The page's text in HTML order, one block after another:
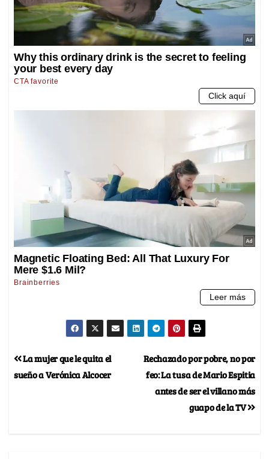
Rechazado por pobre, no por
feo: La tusa de Mario Espitia
antes de ser el villano más
guapo de la TV
La mujer que le quita el
sueño a Verónica Alcocer